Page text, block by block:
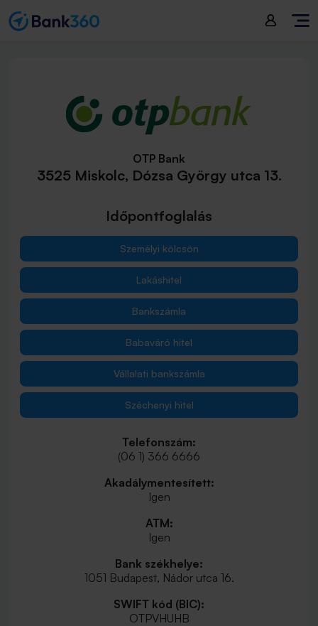
OTP Bank
3525 Miskolc, Dózsa György utca 13.
Időpontfoglalás
Személyi kölcsön
Lakáshitel
Bankszámla
Babaváró hitel
Vállalati bankszámla
Széchenyi hitel
Telefonszám:
(06 1) 366 6666
Akadálymentesített:
Igen
ATM:
Igen
Bank székhelye:
1051 Budapest, Nádor utca 16.
SWIFT kód (BIC):
OTPVHUHB